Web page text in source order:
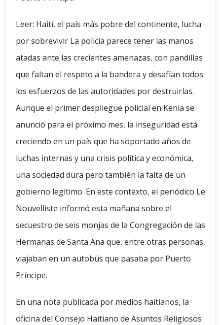
Leer: Haití, el país más pobre del continente, lucha
por sobrevivir La policía parece tener las manos
atadas ante las crecientes amenazas, con pandillas
que faltan el respeto a la bandera y desafían todos
los esfuerzos de las autoridades por destruirlas.
Aunque el primer despliegue policial en Kenia se
anunció para el próximo mes, la inseguridad está
creciendo en un país que ha soportado años de
luchas internas y una crisis política y económica,
una sociedad dura pero también la falta de un
gobierno legítimo. En este contexto, el periódico Le
Nouvelliste informó esta mañana sobre el
secuestro de seis monjas de la Congregación de las
Hermanas de Santa Ana que, entre otras personas,
viajaban en un autobús que pasaba por Puerto
Príncipe.
En una nota publicada por medios haitianos, la
oficina del Consejo Haitiano de Asuntos Religiosos